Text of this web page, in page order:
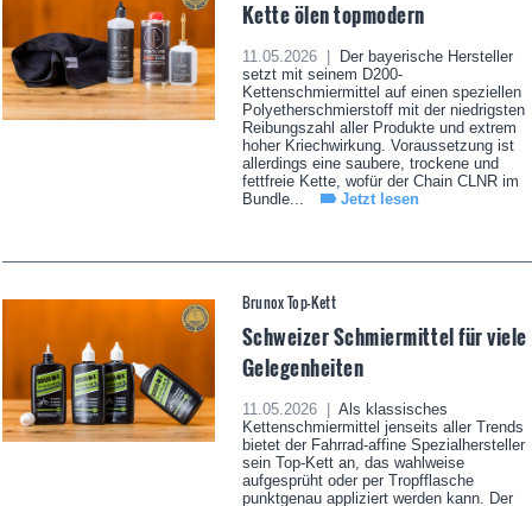
Kette ölen topmodern
11.05.2026 |
Der bayerische Hersteller
setzt mit seinem D200-
Kettenschmiermittel auf einen speziellen
Polyetherschmierstoff mit der niedrigsten
Reibungszahl aller Produkte und extrem
hoher Kriechwirkung. Voraussetzung ist
allerdings eine saubere, trockene und
fettfreie Kette, wofür der Chain CLNR im
Bundle...
Jetzt lesen
Brunox Top-Kett
Schweizer Schmiermittel für viele
Gelegenheiten
11.05.2026 |
Als klassisches
Kettenschmiermittel jenseits aller Trends
bietet der Fahrrad-affine Spezialhersteller
sein Top-Kett an, das wahlweise
aufgesprüht oder per Tropfflasche
punktgenau appliziert werden kann. Der